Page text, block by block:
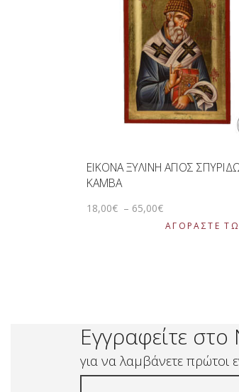
ΕΙΚΟΝΑ ΞΥΛΙΝΗ ΑΓΙΟΣ
ΚΑΜΒΑ
18,00€ – 65,00€
ΑΓΟΡΑΣΤΕ
Εγγραφείτε
για να λαμβάνετε πρώτοι